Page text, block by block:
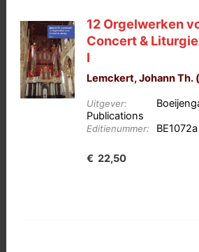
12 Orgelwerken
Concert &
I
Lemckert, Johann Th.
Uitgever:
Publications
Editienummer: BE1072a
€ 22,50